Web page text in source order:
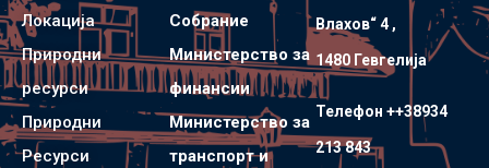
Локација
Природни
ресурси
Природни
Ресурси
Собрание
Министерство за
финансии
Министерство за
транспорт и
Влахов“ 4 ,
1480 Гевгелијa
Телефон ++38934
213 843